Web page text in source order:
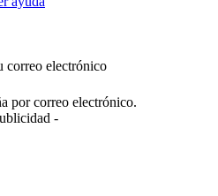
correo electrónico
por correo electrónico.
-